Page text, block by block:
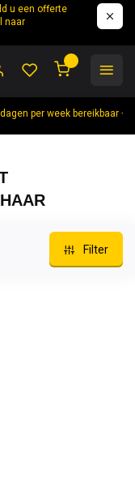
u een offerte
naar
per week bereikbaar
Filter